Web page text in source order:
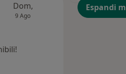
Dom,
9 Ago
Mar,
Espandi